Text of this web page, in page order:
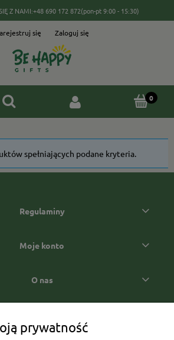
Z NAMI:+48 690 172 872(pon-pt 9:00 - 15:30)
się Zaloguj się
spełniających podane kryteria.
Regulaminy
Moje konto
O nas
prywatność